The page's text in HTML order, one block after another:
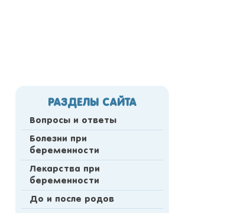
РАЗДЕЛЫ САЙТА
Вопросы и ответы
Болезни при
беременности
Лекарства при
беременности
До и после родов